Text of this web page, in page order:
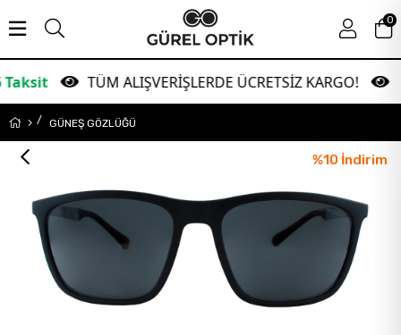
TÜM ALIŞVERİŞLERDE ÜCRETSİZ KARGO!
0
GÜNEŞ GÖZLÜĞÜ
%10 İndirim